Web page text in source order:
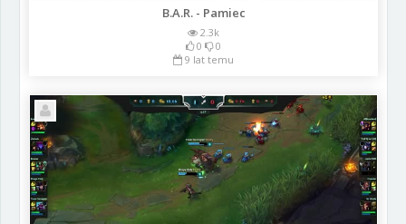
B.A.R. - Pamiec
2.3k
0
0
9 lat temu